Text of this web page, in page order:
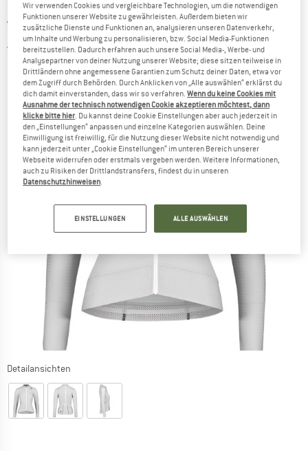
BIORACER -Women's Epic L/S Jersey -
Velotrikot
5,0(1)
Detailansichten
Wir verwenden Cookies und vergleichbare Technologien, um die notwendigen
Funktionen unserer Website zu gewährleisten. Außerdem bieten wir
zusätzliche Dienste und Funktionen an, analysieren unseren Datenverkehr,
um Inhalte und Werbung zu personalisieren, bzw. Social Media-Funktionen
bereitzustellen. Dadurch erfahren auch unsere Social Media-, Werbe- und
Analysepartner von deiner Nutzung unserer Website; diese sitzen teilweise in
Drittländern ohne angemessene Garantien zum Schutz deiner Daten, etwa vor
dem Zugriff durch Behörden. Durch Anklicken von „Alle auswählen“ erklärst du
dich damit einverstanden, dass wir so verfahren.Wenn du keine Cookies mit
Ausnahme der technisch notwendigen Cookie akzeptieren möchtest, dann
klicke bitte hier. Du kannst deine Cookie Einstellungen aber auch jederzeit in
den „Einstellungen“ anpassen und einzelne Kategorien auswählen. Deine
Einwilligung ist freiwillig, für die Nutzung dieser Website nicht notwendig und
kann jederzeit unter „Cookie Einstellungen“ im unteren Bereich unserer
Webseite widerrufen oder erstmals vergeben werden. Weitere Informationen,
auch zu Risiken der Drittlandstransfers, findest du in unseren
Datenschutzhinweisen.
EINSTELLUNGEN ALLE AUSWÄHLEN